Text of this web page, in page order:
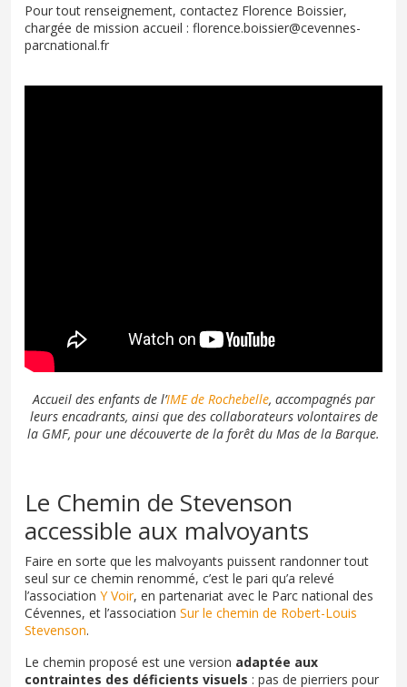
Pour tout renseignement, contactez Florence Boissier,
chargée de mission accueil : florence.boissier@cevennes-
parcnational.fr
Accueil des enfants de l’IME de Rochebelle, accompagnés par
leurs encadrants, ainsi que des collaborateurs volontaires de
la GMF, pour une découverte de la forêt du Mas de la Barque.
Le Chemin de Stevenson
accessible aux malvoyants
Faire en sorte que les malvoyants puissent randonner tout
seul sur ce chemin renommé, c’est le pari qu’a relevé
l’association Y Voir, en partenariat avec le Parc national des
Cévennes, et l’association Sur le chemin de Robert-Louis
Stevenson.
Le chemin proposé est une version adaptée aux
contraintes des déficients visuels : pas de pierriers pour